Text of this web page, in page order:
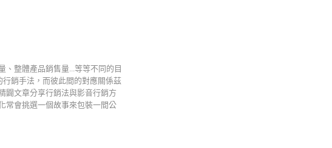
、整體產品銷售量...等等不同的目
銷手法，而彼此間的對應關係茲
闢文章分享行銷法與影音行銷方
常會挑選一個故事來包裝一間公